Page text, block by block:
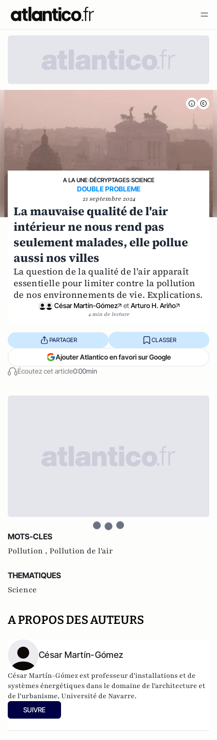
A LA UNE›DÉCRYPTAGES›SCIENCE
DOUBLE PROBLEME
21 septembre 2024
La mauvaise qualité de l'air
intérieur ne nous rend pas
seulement malades, elle pollue
aussi nos villes
La question de la qualité de l'air apparaît
essentielle pour limiter contre la pollution
de nos environnements de vie. Explications.
César Martín-Gómez et Arturo H. Ariño
4 min de lecture
Écoutez cet article0:00min
PARTAGER CLASSER
Ajouter Atlantico en favori sur Google
MOTS-CLES
Pollution , Pollution de l'air
THEMATIQUES
Science
A PROPOS DES AUTEURS
César Martín-Gómez
César Martín-Gómez est professeur d'installations et de
systèmes énergétiques dans le domaine de l'architecture et
de l'urbanisme, Université de Navarre.
SUIVRE